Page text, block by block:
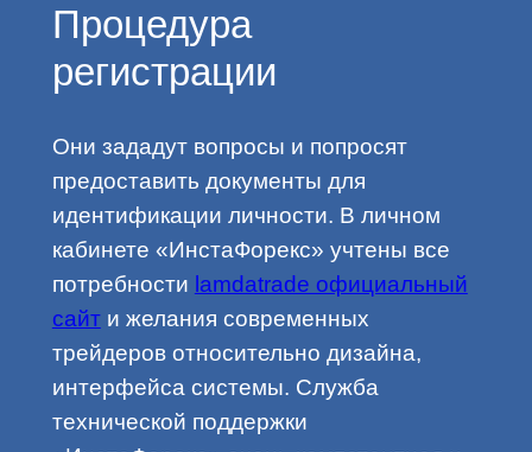
Процедура
регистрации
Они зададут вопросы и попросят
предоставить документы для
идентификации личности. В личном
кабинете «ИнстаФорекс» учтены все
потребности lamdatrade официальный
сайти желания современных
трейдеров относительно дизайна,
интерфейса системы. Служба
технической поддержки